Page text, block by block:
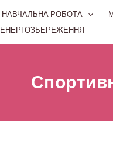
НАВЧАЛЬНА РОБОТА
ЕНЕРГОЗБЕРЕЖЕННЯ